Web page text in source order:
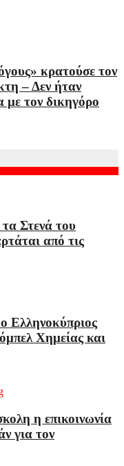
κρατούσε τον
– Δεν ήταν
με τον δικηγόρο
Στενά του
από τις
Ελληνοκύπριος
Χημείας και
η επικοινωνία
για τον